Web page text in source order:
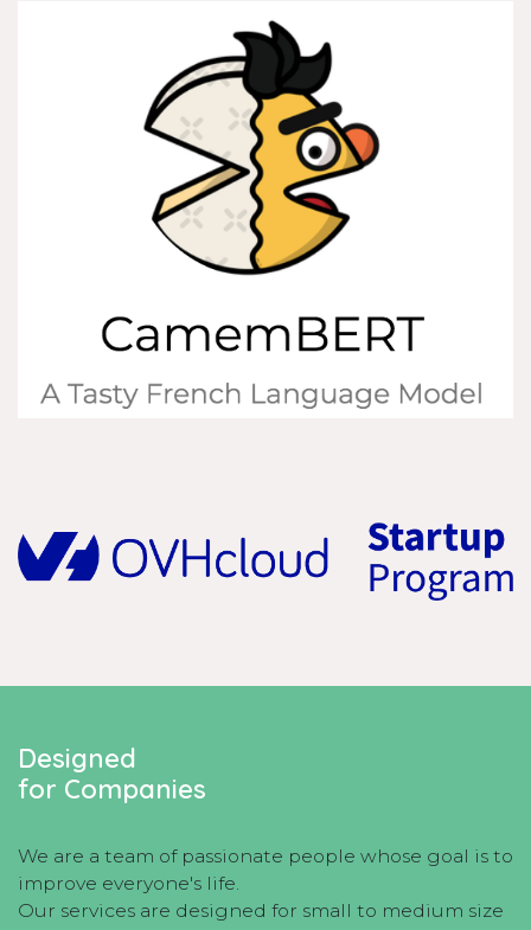
Designed
for Companies
We are a team of passionate people whose goal is to
improve everyone's life.
Our services are designed for small to medium size